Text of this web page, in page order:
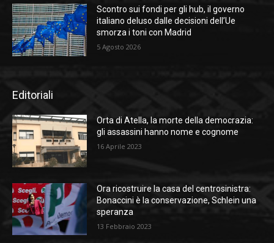
Scontro sui fondi per gli hub, il governo
italiano deluso dalle decisioni dell’Ue
smorza i toni con Madrid
5 Agosto 2026
Editoriali
Orta di Atella, la morte della democrazia:
gli assassini hanno nome e cognome
16 Aprile 2023
Ora ricostruire la casa del centrosinistra:
Bonaccini è la conservazione, Schlein una
speranza
13 Febbraio 2023